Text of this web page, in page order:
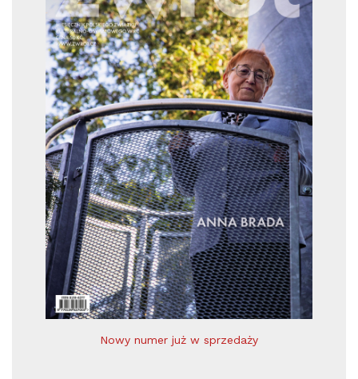
Nowy numer już w sprzedaży